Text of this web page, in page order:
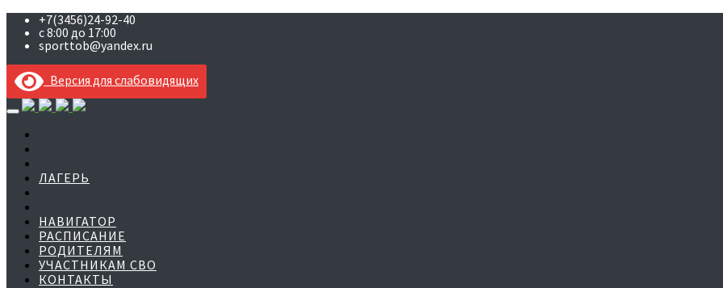
+7(3456)24-92-40
с 8:00 до 17:00
sporttob@yandex.ru
Версия для слабовидящих
Skip
to
content
ЛАГЕРЬ
НАВИГАТОР
РАСПИСАНИЕ
РОДИТЕЛЯМ
УЧАСТНИКАМ СВО
КОНТАКТЫ